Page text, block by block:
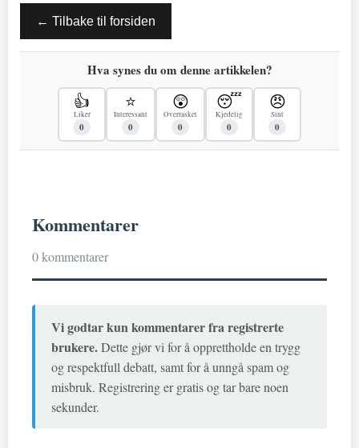
← Tilbake til forsiden
Hva synes du om denne artikkelen?
👍
Liker
0
⭐
Interessant
0
😲
Overrasket
0
😴
Kjedelig
0
😠
Sint
0
Kommentarer
0 kommentarer
Vi godtar kun kommentarer fra registrerte
brukere.Dette gjør vi for å opprettholde en trygg
og respektfull debatt, samt for å unngå spam og
misbruk. Registrering er gratis og tar bare noen
sekunder.